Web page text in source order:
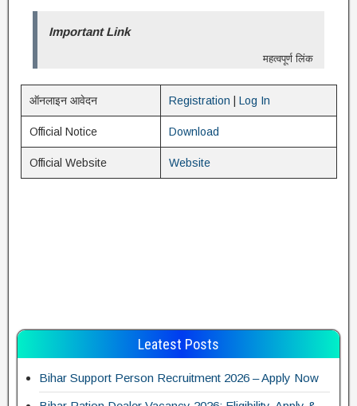
Important Link
महत्वपूर्ण लिंक
ऑनलाइन आवेदन Registration Log In
Official Notice Download
Official Website Website
Leatest Posts
Bihar Support Person Recruitment 2026 – Apply Now